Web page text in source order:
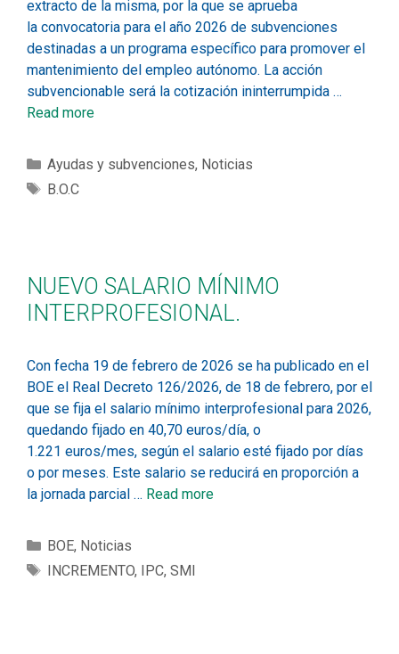
extracto de la misma, por la que se aprueba
la convocatoria para el año 2026 de subvenciones
destinadas a un programa específico para promover el
mantenimiento del empleo autónomo. La acción
subvencionable será la cotización ininterrumpida …
Read more
Ayudas y subvenciones, Noticias
B.O.C
NUEVO SALARIO MÍNIMO
INTERPROFESIONAL.
Con fecha 19 de febrero de 2026 se ha publicado en el
BOE el Real Decreto 126/2026, de 18 de febrero, por el
que se fija el salario mínimo interprofesional para 2026,
quedando fijado en 40,70 euros/día, o
1.221 euros/mes, según el salario esté fijado por días
o por meses. Este salario se reducirá en proporción a
la jornada parcial … Read more
BOE, Noticias
INCREMENTO, IPC, SMI